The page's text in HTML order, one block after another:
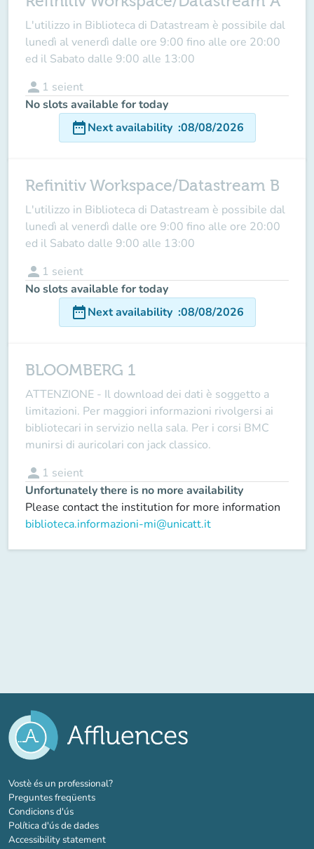
L'utilizzo in Biblioteca di Datastream è possibile dal
lunedì al venerdì dalle ore 9:00 fino alle ore 20:00
ed il Sabato dalle 9:00 alle 13:00
person 1 seient
No slots available for today
date_rangeNext availability :08/08/2026
Refinitiv Workspace/Datastream B
L'utilizzo in Biblioteca di Datastream è possibile dal
lunedì al venerdì dalle ore 9:00 fino alle ore 20:00
ed il Sabato dalle 9:00 alle 13:00
person 1 seient
No slots available for today
date_rangeNext availability :08/08/2026
BLOOMBERG 1
ATTENZIONE - Il download dei dati è soggetto a
limitazioni. Per maggiori informazioni rivolgersi ai
bibliotecari in servizio nella sala. Per i corsi BMC
munirsi di auricolari con jack classico.
person 1 seient
Unfortunately there is no more availability
Please contact the institution for more information
biblioteca.informazioni-mi@unicatt.it
Vostè és un professional?(new tab)
Preguntes freqüents
Condicions d'ús
Política d'ús de dades
Accessibility statement